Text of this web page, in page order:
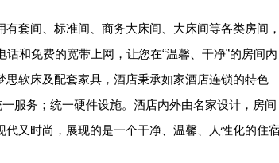
间、标准间、商务大床间、大床间等各类房间，
和免费的宽带上网，让您在“温馨、干净”的房间内
软床及配套家具，酒店秉承如家酒店连锁的特色
服务；统一硬件设施。酒店内外由名家设计，房间
代又时尚，展现的是一个干净、温馨、人性化的住